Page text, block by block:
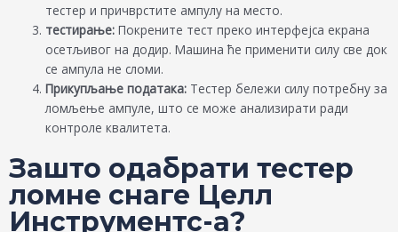
тестер и причврстите ампулу на место.
тестирање: Покрените тест преко интерфејса екрана
осетљивог на додир. Машина ће применити силу све док
се ампула не сломи.
Прикупљање података: Тестер бележи силу потребну за
ломљење ампуле, што се може анализирати ради
контроле квалитета.
Зашто одабрати тестер
ломне снаге Целл
Инструментс-а?